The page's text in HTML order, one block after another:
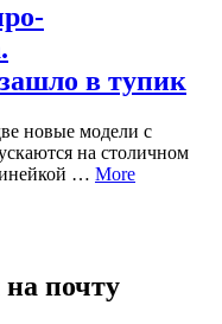
в тупик
новые модели с
на столичном
… More
почту